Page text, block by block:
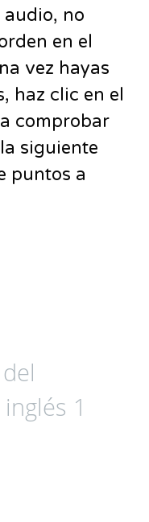
audio, no
en el
vez hayas
haz clic en el
comprobar
siguiente
puntos a